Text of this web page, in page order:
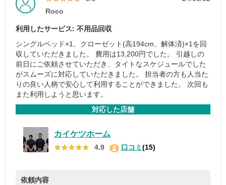
Roco
利用したサービス: 不用品回収
シングルベッド×1、クローゼット(高194cm、解体済)×1を回
収していただきました。 費用は13,200円でした。 引越しの
前日にご依頼させていただき、タイトなスケジュールでした
がスムーズに対応していただきました。 担当者の方も人当た
りの良い人柄で安心して利用することができました。 次回も
また利用しようと思います。
対応した店舗
カイケツホーム
★★★★★
★★★★★ 4.9 口コミ(15)
依頼内容